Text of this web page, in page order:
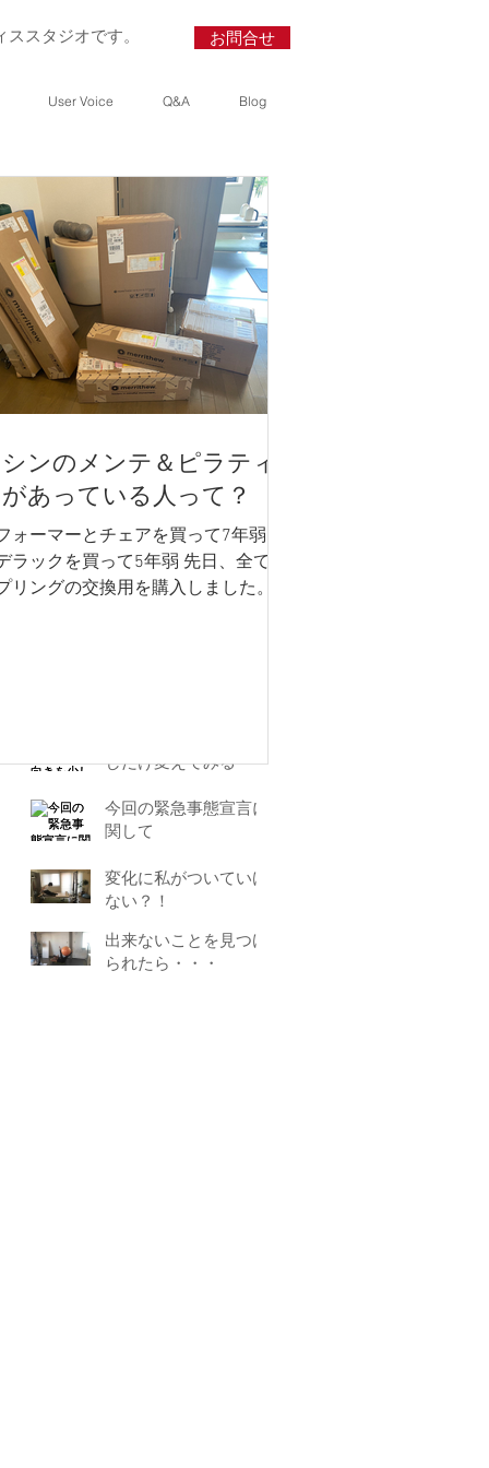
スタジオです。 お問合せ
User Voice Q&A Blog
Recent Posts
新規体験ご予約受け付
ピラティスで体に湿
疹？
ティスがあっている人
って？
得意技は・・・
夢のスタジオに！ &
しだけ変えてみる
今回の緊急事態宣言に
関して
変化に私がついていけ
ない？！
出来ないことを見つけ
られたら・・・
ンのメンテ＆ピラティ
あっている人って？
ォーマーとチェアを買って7年弱 キ
ラックを買って5年弱 先日、全ての
リングの交換用を購入しました。